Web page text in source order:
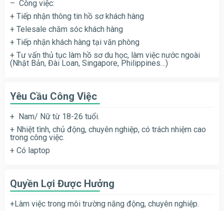
– Công việc:
+ Tiếp nhận thông tin hồ sơ khách hàng
+ Telesale chăm sóc khách hàng
+ Tiếp nhận khách hàng tại văn phòng
+ Tư vấn thủ tục làm hồ sơ du học, làm việc nước ngoài
(Nhật Bản, Đài Loan, Singapore, Philippines…)
Yêu Cầu Công Việc
+ Nam/ Nữ từ 18-26 tuổi.
+ Nhiệt tình, chủ động, chuyên nghiệp, có trách nhiệm cao
trong công việc.
+ Có laptop
Quyền Lợi Được Hưởng
+Làm việc trong môi trường năng động, chuyên nghiệp.